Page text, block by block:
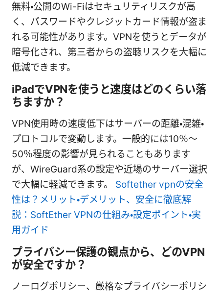
無料・公開のWi-Fiはセキュリティリスクが高
く、パスワードやクレジットカード情報が盗ま
れる可能性があります。VPNを使うとデータが
暗号化され、第三者からの盗聴リスクを大幅に
低減できます。
iPadでVPNを使うと速度はどのくらい落
ちますか？
VPN使用時の速度低下はサーバーの距離・混雑・
プロトコルで変動します。一般的には10％〜
50％程度の影響が見られることもあります
が、WireGuard系の設定や近場のサーバー選択
で大幅に軽減できます。 Softether vpnの安全
性は？メリット・デメリット、安全に徹底解
説：SoftEther VPNの仕組み・設定ポイント・実
用ガイド
プライバシー保護の観点から、どのVPN
が安全ですか？
ノーログポリシー、厳格なプライバシーポリシ